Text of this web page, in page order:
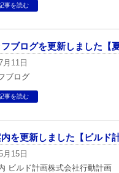
事を読む
ブログを更新しました【
月11日
ブログ
事を読む
を更新しました【ビルド
月15日
ビルド計画株式会社行動計画